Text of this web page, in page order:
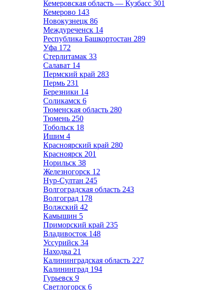
Кемеровская область — Кузбасс 301
Кемерово 143
Новокузнецк 86
Междуреченск 14
Республика Башкортостан 289
Уфа 172
Стерлитамак 33
Салават 14
Пермский край 283
Пермь 231
Березники 14
Соликамск 6
Тюменская область 280
Тюмень 250
Тобольск 18
Ишим 4
Красноярский край 280
Красноярск 201
Норильск 38
Железногорск 12
Нур-Султан 245
Волгоградская область 243
Волгоград 178
Волжский 42
Камышин 5
Приморский край 235
Владивосток 148
Уссурийск 34
Находка 21
Калининградская область 227
Калининград 194
Гурьевск 9
Светлогорск 6